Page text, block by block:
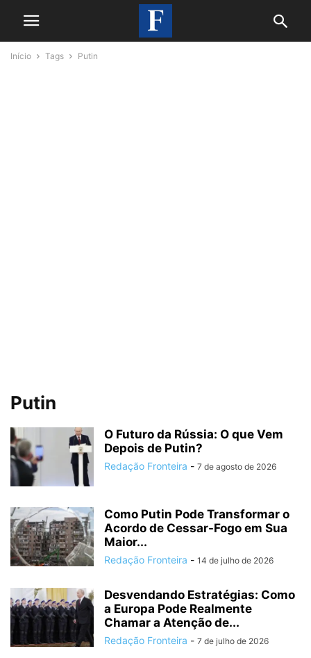
Início Tags Putin
Putin
O Futuro da Rússia: O que Vem
Depois de Putin?
Redação Fronteira - 7 de agosto de 2026
Como Putin Pode Transformar o
Acordo de Cessar-Fogo em Sua
Maior...
Redação Fronteira - 14 de julho de 2026
Desvendando Estratégias: Como
a Europa Pode Realmente
Chamar a Atenção de...
Redação Fronteira - 7 de julho de 2026